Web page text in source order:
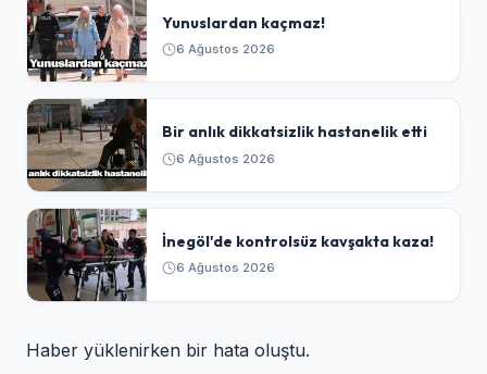
Yunuslardan kaçmaz!
6 Ağustos 2026
Bir anlık dikkatsizlik hastanelik etti
6 Ağustos 2026
İnegöl'de kontrolsüz kavşakta kaza!
6 Ağustos 2026
Haber yüklenirken bir hata oluştu.